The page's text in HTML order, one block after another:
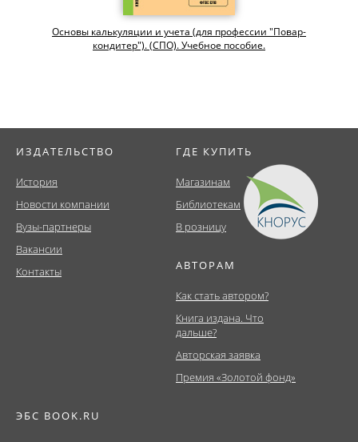
Основы калькуляции и учета (для профессии "Повар-
кондитер"). (СПО). Учебное пособие.
ИЗДАТЕЛЬСТВО
История
Новости компании
Вузы-партнеры
Вакансии
Контакты
ГДЕ КУПИТЬ
Магазинам
Библиотекам
В розницу
АВТОРАМ
Как стать автором?
Книга издана. Что
дальше?
Авторская заявка
Премия «Золотой фонд»
ЭБС BOOK.RU